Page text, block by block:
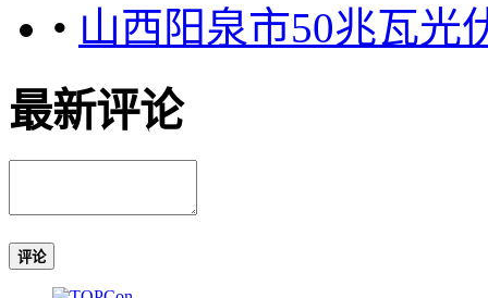
• 山西阳泉市50兆瓦光
最新评论
评论